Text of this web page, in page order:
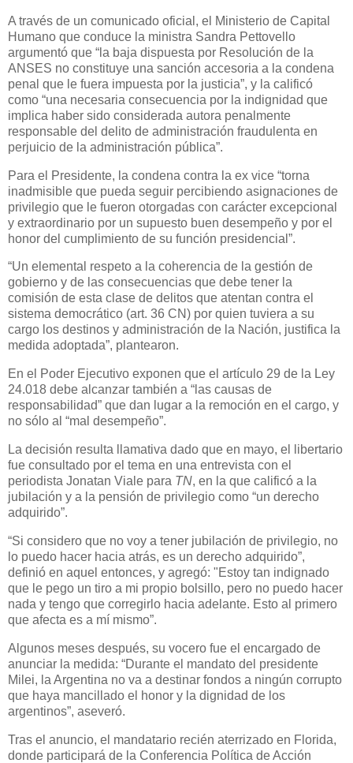
A través de un comunicado oficial, el Ministerio de Capital
Humano que conduce la ministra Sandra Pettovello
argumentó que “la baja dispuesta por Resolución de la
ANSES no constituye una sanción accesoria a la condena
penal que le fuera impuesta por la justicia”, y la calificó
como “una necesaria consecuencia por la indignidad que
implica haber sido considerada autora penalmente
responsable del delito de administración fraudulenta en
perjuicio de la administración pública”.
Para el Presidente, la condena contra la ex vice “torna
inadmisible que pueda seguir percibiendo asignaciones de
privilegio que le fueron otorgadas con carácter excepcional
y extraordinario por un supuesto buen desempeño y por el
honor del cumplimiento de su función presidencial”.
“Un elemental respeto a la coherencia de la gestión de
gobierno y de las consecuencias que debe tener la
comisión de esta clase de delitos que atentan contra el
sistema democrático (art. 36 CN) por quien tuviera a su
cargo los destinos y administración de la Nación, justifica la
medida adoptada”, plantearon.
En el Poder Ejecutivo exponen que el artículo 29 de la Ley
24.018 debe alcanzar también a “las causas de
responsabilidad” que dan lugar a la remoción en el cargo, y
no sólo al “mal desempeño”.
La decisión resulta llamativa dado que en mayo, el libertario
fue consultado por el tema en una entrevista con el
periodista Jonatan Viale para TN, en la que calificó a la
jubilación y a la pensión de privilegio como “un derecho
adquirido”.
“Si considero que no voy a tener jubilación de privilegio, no
lo puedo hacer hacia atrás, es un derecho adquirido”,
definió en aquel entonces, y agregó: "Estoy tan indignado
que le pego un tiro a mi propio bolsillo, pero no puedo hacer
nada y tengo que corregirlo hacia adelante. Esto al primero
que afecta es a mí mismo”.
Algunos meses después, su vocero fue el encargado de
anunciar la medida: “Durante el mandato del presidente
Milei, la Argentina no va a destinar fondos a ningún corrupto
que haya mancillado el honor y la dignidad de los
argentinos”, aseveró.
Tras el anuncio, el mandatario recién aterrizado en Florida,
donde participará de la Conferencia Política de Acción